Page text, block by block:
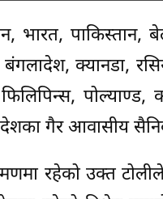
भारत, पाकिस्तान,
क्यानडा,
देशका गैर आवासीय
रहेको उक्त